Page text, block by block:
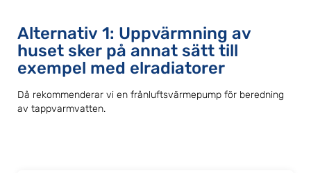
Alternativ 1: Uppvärmning av
huset sker på annat sätt till
exempel med elradiatorer
Då rekommenderar vi en frånluftsvärmepump för beredning
av tappvarmvatten.